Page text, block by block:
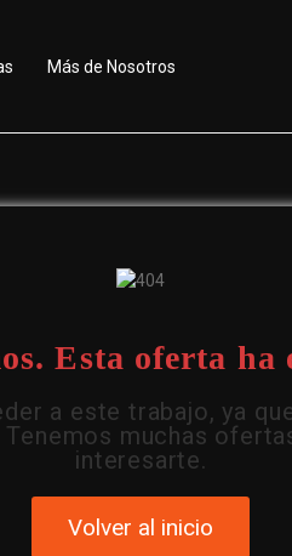
Más de Nosotros
Esta oferta ha
a este trabajo, ya
muchas
interesarte.
Volver al inicio